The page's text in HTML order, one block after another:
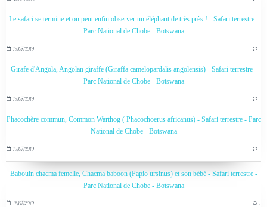
Le safari se termine et on peut enfin observer un éléphant de très près ! - Safari terrestre -
Parc National de Chobe - Botswana
19/07/2019 …
Girafe d'Angola, Angolan giraffe (Giraffa camelopardalis angolensis) - Safari terrestre -
Parc National de Chobe - Botswana
19/07/2019 …
Phacochère commun, Common Warthog ( Phacochoerus africanus) - Safari terrestre - Parc
National de Chobe - Botswana
19/07/2019 …
Babouin chacma femelle, Chacma baboon (Papio ursinus) et son bébé - Safari terrestre -
Parc National de Chobe - Botswana
18/07/2019 …